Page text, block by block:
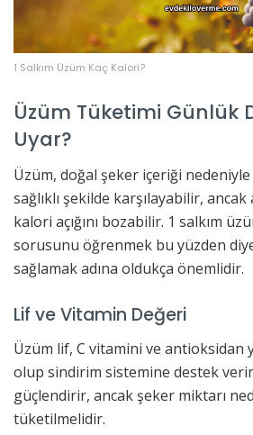
1 Salkım Üzüm Kaç Kalori?
Üzüm Tüketimi Günlük
Uyar?
Üzüm, doğal şeker içeriği nedeniyle
sağlıklı şekilde karşılayabilir,
kalori açığını bozabilir. 1 salkım
sorusunu öğrenmek bu yüzden
sağlamak adına oldukça önemlidir.
Lif ve Vitamin Değeri
Üzüm lif, C vitamini ve antioksidan
olup sindirim sistemine destek
güçlendirir, ancak şeker miktarı
tüketilmelidir.